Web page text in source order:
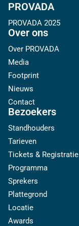
PROVADA
PROVADA 2025
Over ons
Over PROVADA
Media
Footprint
Nieuws
Contact
Bezoekers
Standhouders
Tarieven
Tickets & Registratie
Programma
Sprekers
Plattegrond
Locatie
Awards